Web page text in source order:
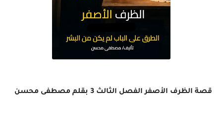
قصة الظرف الأصفر الفصل الثالث 3 بقلم مصطفى محسن